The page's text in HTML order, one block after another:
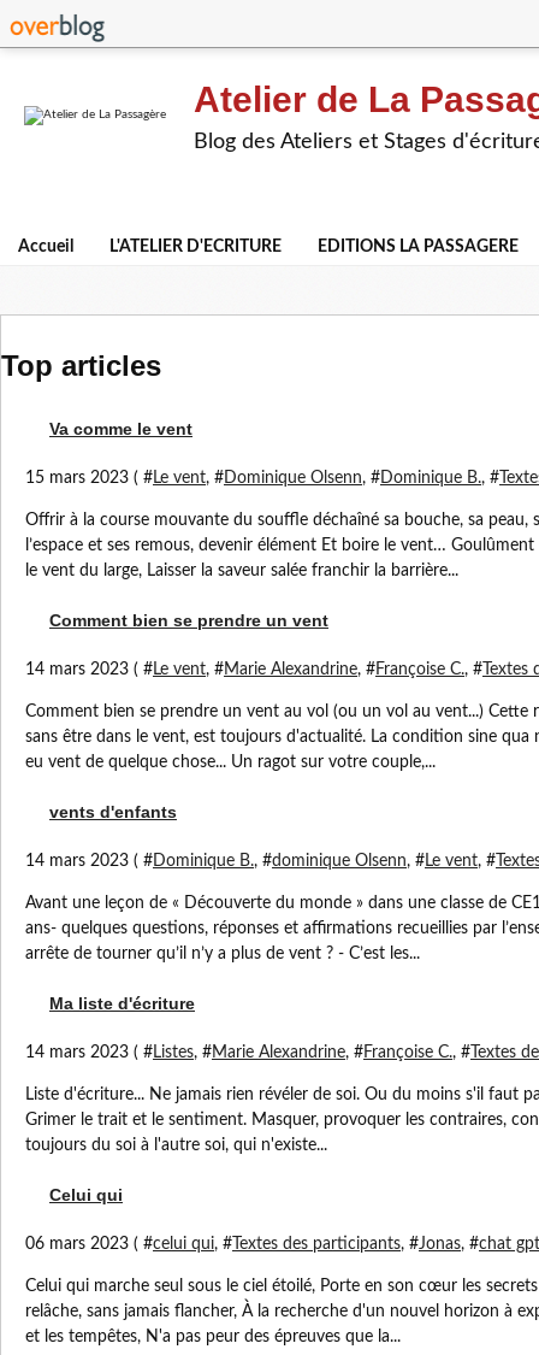
Atelier de La
Blog des Ateliers et Stages
Accueil L'ATELIER D'ECRITURE EDITIONS LA PASSAGERE
Top articles
Va comme le vent
15 mars 2023 ( #Le vent, #Dominique Olsenn, #Dominique B., #
Offrir à la course mouvante du souffle déchaîné sa bouche, sa peau,
l’espace et ses remous, devenir élément Et boire le vent…
le vent du large, Laisser la saveur salée franchir la barrière...
Comment bien se prendre un vent
14 mars 2023 ( #Le vent, #Marie Alexandrine, #Françoise C., #
Comment bien se prendre un vent au vol (ou un vol au vent...) Cette
sans être dans le vent, est toujours d'actualité. La condition sine
eu vent de quelque chose... Un ragot sur votre couple,...
vents d'enfants
14 mars 2023 ( #Dominique B., #dominique Olsenn, #Le vent, #
Avant une leçon de « Découverte du monde » dans une classe de
ans- quelques questions, réponses et affirmations recueillies par
arrête de tourner qu’il n’y a plus de vent ? - C’est les...
Ma liste d'écriture
14 mars 2023 ( #Listes, #Marie Alexandrine, #Françoise C., # Textes
Liste d'écriture... Ne jamais rien révéler de soi. Ou du moins s'il faut
Grimer le trait et le sentiment. Masquer, provoquer les contraires,
toujours du soi à l'autre soi, qui n'existe...
Celui qui
06 mars 2023 ( #celui qui, # Textes des participants, #Jonas, #chat gpt
Celui qui marche seul sous le ciel étoilé, Porte en son cœur les
relâche, sans jamais flancher, À la recherche d'un nouvel horizon à
et les tempêtes, N'a pas peur des épreuves que la...